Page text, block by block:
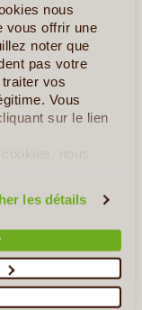
nous
vous offrir une
noter que
pas votre
vos
Vous
sur le lien
nous
les détails
©
la ville
palmeraie et sa
touristes, mais
et